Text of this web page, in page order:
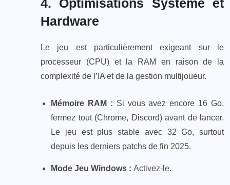
4. Optimisations Système et
Hardware
Le jeu est particulièrement exigeant sur le
processeur (CPU) et la RAM en raison de la
complexité de l’IA et de la gestion multijoueur.
Mémoire RAM : Si vous avez encore 16 Go,
fermez tout (Chrome, Discord) avant de lancer.
Le jeu est plus stable avec 32 Go, surtout
depuis les derniers patchs de fin 2025.​
Mode Jeu Windows : Activez-le.